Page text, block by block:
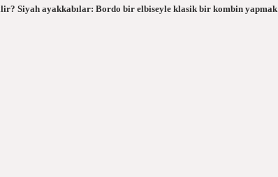
Siyah ayakkabılar: Bordo bir elbiseyle klasik bir kombin yapmak